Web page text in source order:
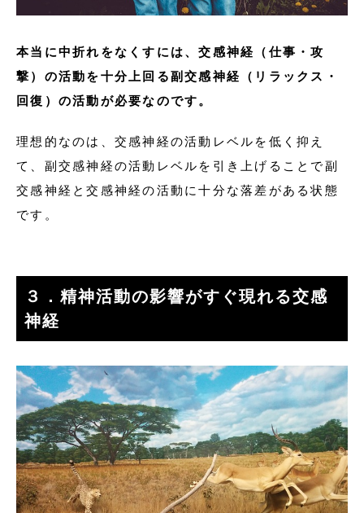
本当に中折れをなくすには、交感神経（仕事・攻
撃）の活動を十分上回る副交感神経（リラックス・
回復）の活動が必要なのです。
理想的なのは、交感神経の活動レベルを低く抑え
て、副交感神経の活動レベルを引き上げることで副
交感神経と交感神経の活動に十分な落差がある状態
です。
３．精神活動の影響がすぐ現れる交感
神経